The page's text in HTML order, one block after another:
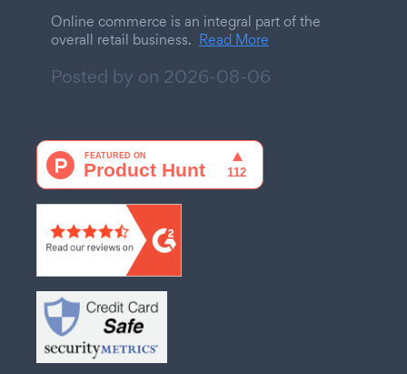
Online commerce is an integral part of the
overall retail business. Read More
Posted by on 2026-08-06